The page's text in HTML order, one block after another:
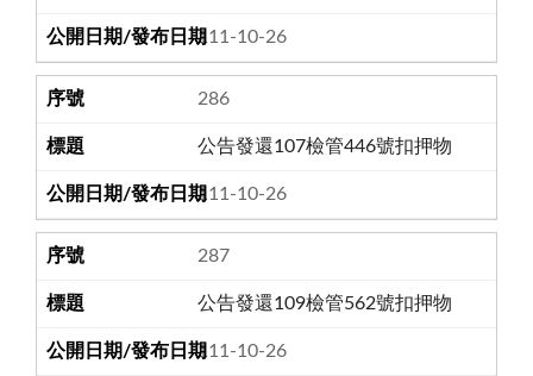
111-10-26
286
公告發還107檢管446號扣押物
111-10-26
287
公告發還109檢管562號扣押物
111-10-26